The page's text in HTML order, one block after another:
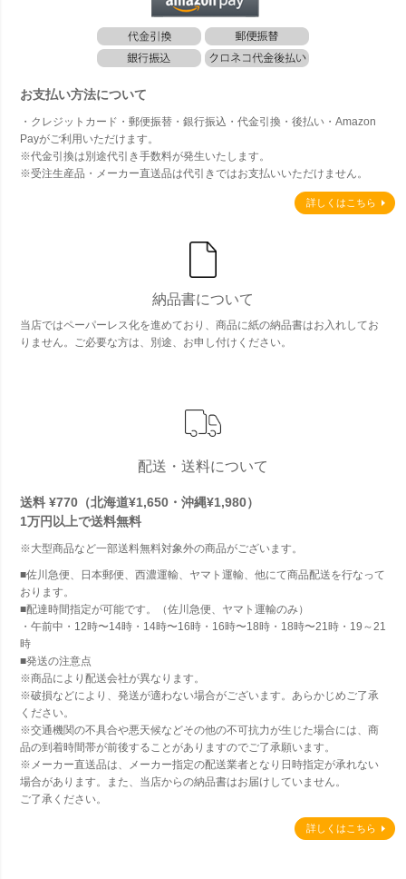
お支払い方法について
・クレジットカード・郵便振替・銀行振込・代金引換・後払い・Amazon
Payがご利用いただけます。
※代金引換は別途代引き手数料が発生いたします。
※受注生産品・メーカー直送品は代引きではお支払いいただけません。
詳しくはこちら
納品書について
当店ではペーパーレス化を進めており、商品に紙の納品書はお入れしてお
りません。ご必要な方は、別途、お申し付けください。
配送・送料について
送料 ¥770（北海道¥1,650・沖縄¥1,980）
1万円以上で送料無料
※大型商品など一部送料無料対象外の商品がございます。
■佐川急便、日本郵便、西濃運輸、ヤマト運輸、他にて商品配送を行なって
おります。
■配達時間指定が可能です。（佐川急便、ヤマト運輸のみ）
・午前中・12時〜14時・14時〜16時・16時〜18時・18時〜21時・19～21
時
■発送の注意点
※商品により配送会社が異なります。
※破損などにより、発送が適わない場合がございます。あらかじめご了承
ください。
※交通機関の不具合や悪天候などその他の不可抗力が生じた場合には、商
品の到着時間帯が前後することがありますのでご了承願います。
※メーカー直送品は、メーカー指定の配送業者となり日時指定が承れない
場合があります。また、当店からの納品書はお届けしていません。
ご了承ください。
詳しくはこちら